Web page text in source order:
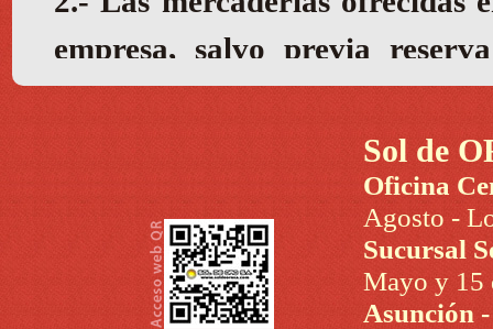
Sol de
Oficina
Agosto -
Sucursal
Mayo y 15
Asunción